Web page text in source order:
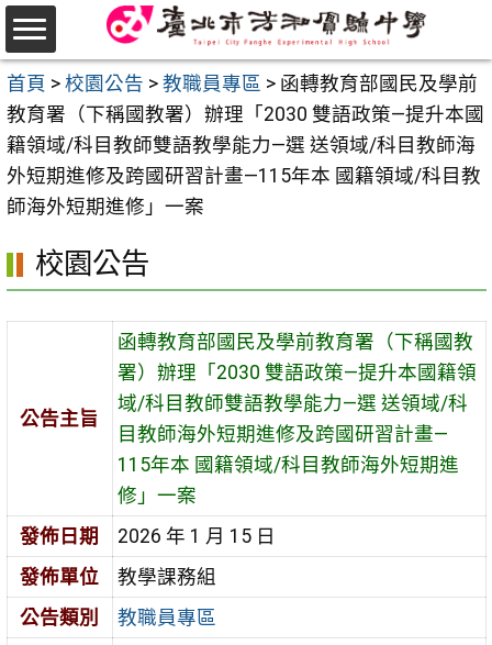
跳
至
主
要
內
容
區
首頁 > 校園公告 > 教職員專區 > 函轉教育部國民及學前
教育署（下稱國教署）辦理「2030 雙語政策—提升本國
籍領域/科目教師雙語教學能力—選 送領域/科目教師海
外短期進修及跨國研習計畫—115年本 國籍領域/科目教
師海外短期進修」一案
校園公告
公告主旨
函轉教育部國民及學前教育署（下稱國教
署）辦理「2030 雙語政策—提升本國籍領
域/科目教師雙語教學能力—選 送領域/科
目教師海外短期進修及跨國研習計畫—
115年本 國籍領域/科目教師海外短期進
修」一案
發佈日期
2026 年 1 月 15 日
發佈單位
教學課務組
公告類別
教職員專區
選
單